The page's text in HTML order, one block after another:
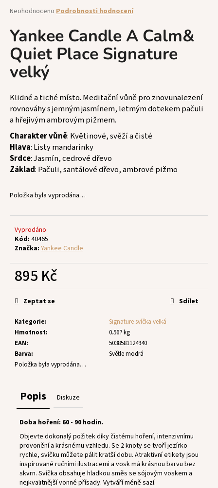
Průměrné
produktu
je
0,0
z
hvězdiček.
Neohodnoceno Podrobnosti hodnocení
Yankee Candle A Calm&
Quiet Place Signature
velký
Klidné a tiché místo. Meditační vůně pro znovunalezení
rovnováhy s jemným jasmínem, letmým dotekem pačuli
a hřejivým ambrovým pižmem.
Charakter vůně: Květinové, svěží a čisté
Hlava: Listy mandarinky
Srdce: Jasmín, cedrové dřevo
Základ: Pačuli, santálové dřevo, ambrové pižmo
Položka byla vyprodána…
Vyprodáno
Kód: 40465
Značka: Yankee Candle
895 Kč
Měrná
cena:
Kategorie:
Signature svíčka velká
Hmotnost:
0.567 kg
EAN:
5038581124940
Barva:
Světle modrá
Položka byla vyprodána…
Zeptat se Sdílet
Popis Diskuze
Doba hoření: 60 - 90 hodin.
Objevte dokonalý požitek díky čistému hoření, intenzivnímu
provonění a krásnému vzhledu. Se 2 knoty se tvoří jezírko
rychle, svíčku můžete pálit kratší dobu. Atraktivní etikety jsou
inspirované ručními ilustracemi a vosk má krásnou barvu bez
skvrn. Svíčka obsahuje hladkou směs se sójovým voskem a
nejkvalitnější vonné přísady. Vytváří méně sazí.
a
j
í
t
?
HLEDAT
D
o
p
r
č
u
m